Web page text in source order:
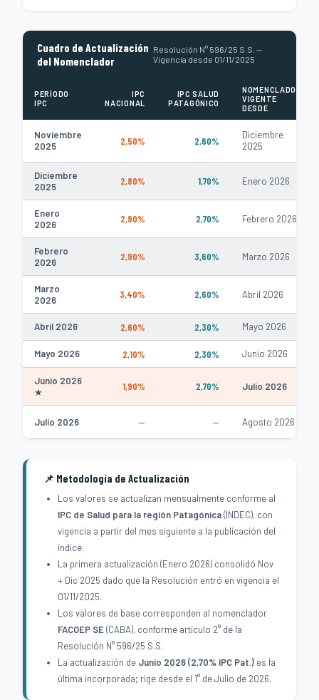
Cuadro de Actualización
del Nomenclador
Resolución N° 596/25 S.S. —
Vigencia desde 01/11/2025
PERÍODO
IPC
IPC
NACIONAL
IPC SALUD
PATAGÓNICO
NOMENCLADOR
VIGENTE
DESDE
Noviembre
2025
2,50% 2,60%
Diciembre
2025
Diciembre
2025
2,80% 1,70% Enero 2026
Enero
2026
2,90% 2,70% Febrero 2026
Febrero
2026
2,90% 3,60% Marzo 2026
Marzo
2026
3,40% 2,60% Abril 2026
Abril 2026 2,60% 2,30% Mayo 2026
Mayo 2026 2,10% 2,30% Junio 2026
Junio 2026
★
1,90% 2,70% Julio 2026
Julio 2026 — — Agosto 2026
📌 Metodología de Actualización
Los valores se actualizan mensualmente conforme al
IPC de Salud para la región Patagónica(INDEC), con
vigencia a partir del mes siguiente a la publicación del
índice.
La primera actualización (Enero 2026) consolidó Nov
+ Dic 2025 dado que la Resolución entró en vigencia el
01/11/2025.
Los valores de base corresponden al nomenclador
FACOEP SE(CABA), conforme artículo 2° de la
Resolución N° 596/25 S.S.
La actualización de Junio 2026 (2,70% IPC Pat.) es la
última incorporada; rige desde el 1° de Julio de 2026.